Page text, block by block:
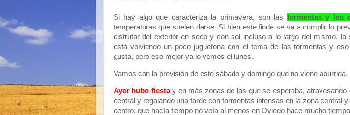
Si hay algo que caracteriza la primavera, son las tormentas y los
temperaturas que suelen darse. Si bien este finde se va a cumplir lo
disfrutar del exterior en seco y con sol incluso a lo largo del mismo, la
está volviendo un poco juguetona con el tema de las tormentas y
gusta, pero eso mejor ya lo vemos el lunes.
Vamos con la previsión de este sábado y domingo que no viene aburrida.
Ayer hubo fiestay en más zonas de las que se esperaba, atravesando
central y regalando una tarde con tormentas intensas en la zona central
centro, que hacía tiempo no veía al menos en Oviedo hace mucho